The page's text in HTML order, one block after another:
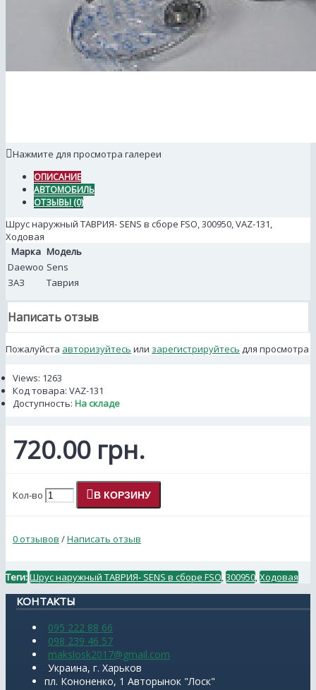
Нажмите для просмотра галереи
ОПИСАНИЕ
АВТОМОБИЛЬ
ОТЗЫВЫ (0)
Шрус наружный ТАВРИЯ- SENS в сборе FSO, 300950, VAZ-131,
Ходовая
Марка Модель
Daewoo Sens
ЗАЗ
Таврия
Написать отзыв
Пожалуйста авторизуйтесь или зарегистрируйтесь для просмотра
Views: 1263
Код товара: VAZ-131
Доступность: На складе
720.00 грн.
Кол-во В КОРЗИНУ
0 отзывов /Написать отзыв
Теги:Шрус наружный ТАВРИЯ- SENS в сборе FSO 300950 Ходовая
КОНТАКТЫ
095 222 88 66
098 239 46 57
makslosk2017@gmail.com
Украина, г. Харьков
пл. Кононенко, 1 Авторынок "Лоск"